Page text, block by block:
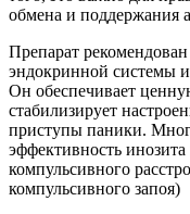
обмена и поддержания
Препарат
эндокринной системы
Он обеспечивает
стабилизирует
приступы паники.
эффективность
компульсивного
компульсивного запоя)